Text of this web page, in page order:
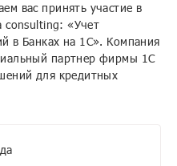
вас принять участие в
consulting: «Учет
в Банках на 1С». Компания
партнер фирмы 1С
для кредитных